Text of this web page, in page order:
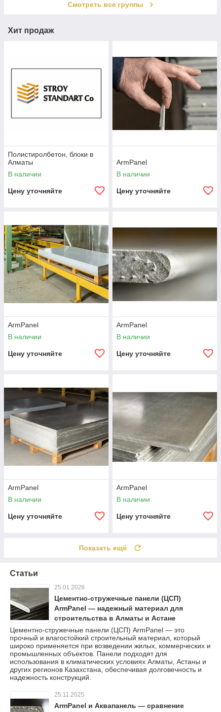
Смотреть все группы
Хит продаж
Полистиролбетон, блоки в
Алматы
В наличии
Цену уточняйте
ArmPanel
В наличии
Цену уточняйте
ArmPanel
В наличии
Цену уточняйте
ArmPanel
В наличии
Цену уточняйте
ArmPanel
В наличии
Цену уточняйте
ArmPanel
В наличии
Цену уточняйте
Показать ещё
Статьи
25.01.2026
Цементно-стружечные панели (ЦСП)
ArmPanel — надежный материал для
строительства в Алматы и Астане
Цементно-стружечные панели (ЦСП) ArmPanel — это
прочный и влагостойкий строительный материал, который
широко применяется при возведении жилых, коммерческих и
промышленных объектов. Панели подходят для
использования в климатических условиях Алматы, Астаны и
других регионов Казахстана, обеспечивая долговечность и
надежность конструкций.
25.11.2025
ArmPanel и Аквапанель — сравнение